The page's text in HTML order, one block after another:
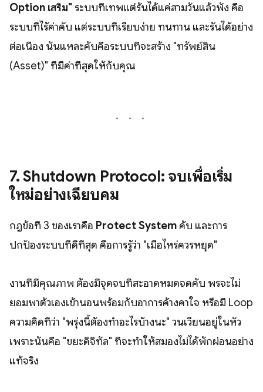
Option เสริม" ระบบที่เทพแต่รันได้แค่สามวันแล้วพัง คือ
ระบบที่ไร้ค่าคับ แต่ระบบที่เรียบง่าย ทนทาน และรันได้อย่าง
ต่อเนื่อง นั่นแหละคับคือระบบที่จะสร้าง "ทรัพย์สิน
(Asset)" ที่มีค่าที่สุดให้กับคุณ
7. Shutdown Protocol: จบเพื่อเริ่ม
ใหม่อย่างเฉียบคม
กฎข้อที่ 3 ของเราคือ Protect System คับ และการ
ปกป้องระบบที่ดีที่สุด คือการรู้ว่า "เมื่อไหร่ควรหยุด"
งานที่มีคุณภาพ ต้องมีจุดจบที่สะอาดหมดจดคับ พรจะไม่
ยอมพาตัวเองเข้านอนพร้อมกับอาการค้างคาใจ หรือมี Loop
ความคิดที่ว่า "พรุ่งนี้ต้องทำอะไรบ้างนะ" วนเวียนอยู่ในหัว
เพราะนั่นคือ "ขยะดิจิทัล" ที่จะทำให้สมองไม่ได้พักผ่อนอย่าง
แท้จริง